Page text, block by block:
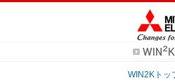
WIN2Kトッ